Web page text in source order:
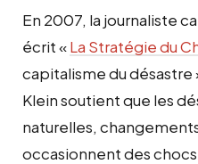
En 2007, la journaliste
écrit «La Stratégie du
capitalisme du désastre
Klein soutient que les
naturelles,
occasionnent des